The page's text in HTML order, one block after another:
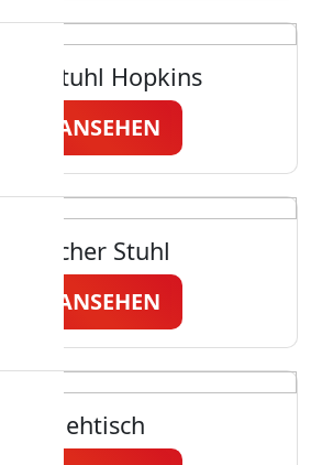
Hopkins
JETZT ANSEHEN
Stuhl
JETZT ANSEHEN
Ausziehtisch